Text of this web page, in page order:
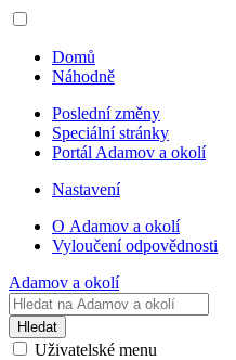
Domů
Náhodně
Poslední změny
Speciální stránky
Portál Adamov a okolí
Nastavení
O Adamov a okolí
Vyloučení odpovědnosti
Adamov a okolí
Hledat
Uživatelské menu